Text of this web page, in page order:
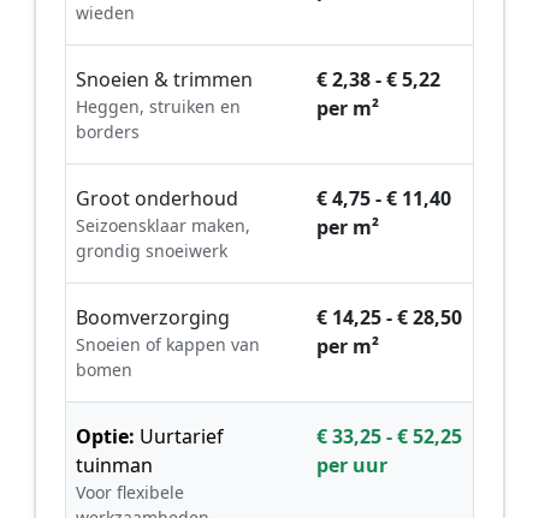
wieden
Snoeien & trimmen
Heggen, struiken en
borders
€ 2,38 - € 5,22
per m²
Groot onderhoud
Seizoensklaar maken,
grondig snoeiwerk
€ 4,75 - € 11,40
per m²
Boomverzorging
Snoeien of kappen van
bomen
€ 14,25 - € 28,50
per m²
Optie: Uurtarief
tuinman
Voor flexibele
€ 33,25 - € 52,25
per uur